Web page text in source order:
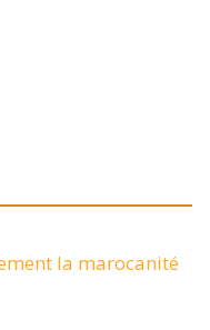
la marocanité